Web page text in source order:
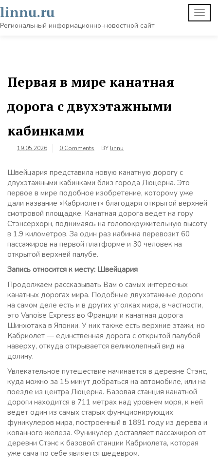
Skip
to
content
linnu.ru
Региональный информационно-новостной сайт
Первая в мире канатная
дорога с двухэтажными
кабинками
19.05.2026 0 Comments BY linnu
Швейцария представила новую канатную дорогу с
двухэтажными кабинками близ города Люцерна. Это
первое в мире подобное изобретение, которому уже
дали название «Кабриолет» благодаря открытой верхней
смотровой площадке. Канатная дорога ведет на гору
Стэнсерхорн, поднимаясь на головокружительную высоту
в 1.9 километров. За один раз кабинка перевозит 60
пассажиров на первой платформе и 30 человек на
открытой верхней палубе.
Запись относится к месту: Швейцария
Продолжаем рассказывать Вам о самых интересных
канатных дорогах мира. Подобные двухэтажные дороги
на самом деле есть и в других уголках мира, в частности,
это Vanoise Express во Франции и канатная дорога
Шинхотака в Японии. У них также есть верхние этажи, но
Кабриолет — единственная дорога с открытой палубой
наверху, откуда открывается великолепный вид на
долину.
Увлекательное путешествие начинается в деревне Стэнс,
куда можно за 15 минут добраться на автомобиле, или на
поезде из центра Люцерна. Базовая станция канатной
дороги находится в 711 метрах над уровнем моря, к ней
ведет один из самых старых функционирующих
фуникулеров мира, построенный в 1891 году из дерева и
кованного железа. Фуникулер доставляет пассажиров от
деревни Стэнс к базовой станции Кабриолета, которая
уже сама по себе является шедевром.